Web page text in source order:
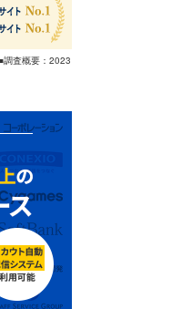
調査概要：2023